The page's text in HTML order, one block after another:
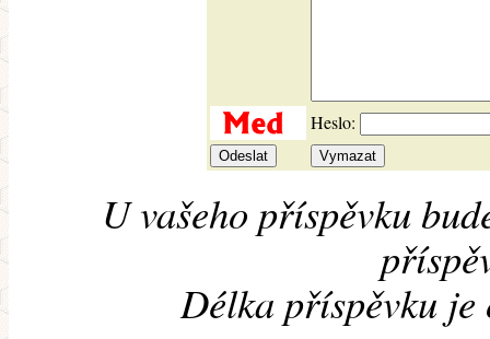
Heslo:
U vašeho příspěvku
Délka příspěvku je